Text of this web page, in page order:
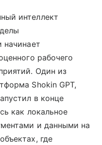
интеллект
начинает
рабочего
Один из
Shokin GPT,
в конце
как локальное
и данными на
где